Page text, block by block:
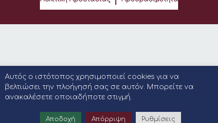
Αυτός ο ιστότοπος χρησιμοποιεί cookies για να
βελτιώσει την πλοήγησή σας σε αυτόν. Μπορείτε να
ανακαλέσετε οποιαδήποτε στιγμή.
Αποδοχή Απόρριψη Ρυθμίσεις